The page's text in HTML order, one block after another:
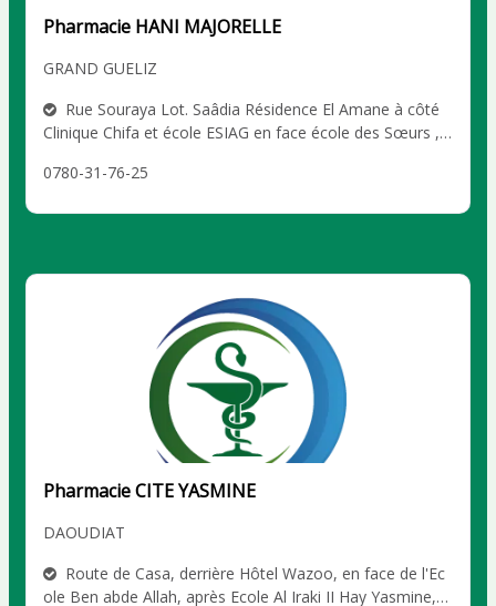
Pharmacie HANI MAJORELLE
GRAND GUELIZ
Rue Souraya Lot. Saâdia Résidence El Amane à côté
Clinique Chifa et école ESIAG en face école des Sœurs ,
0780-31-76-25
Pharmacie CITE YASMINE
DAOUDIAT
Route de Casa, derrière Hôtel Wazoo, en face de l'Ec
ole Ben abde Allah, après Ecole Al Iraki II Hay Yasmine,